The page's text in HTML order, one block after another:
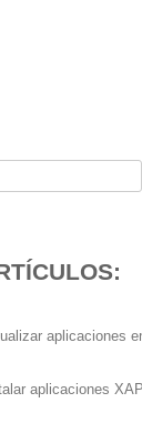
aplicaciones
aplicaciones